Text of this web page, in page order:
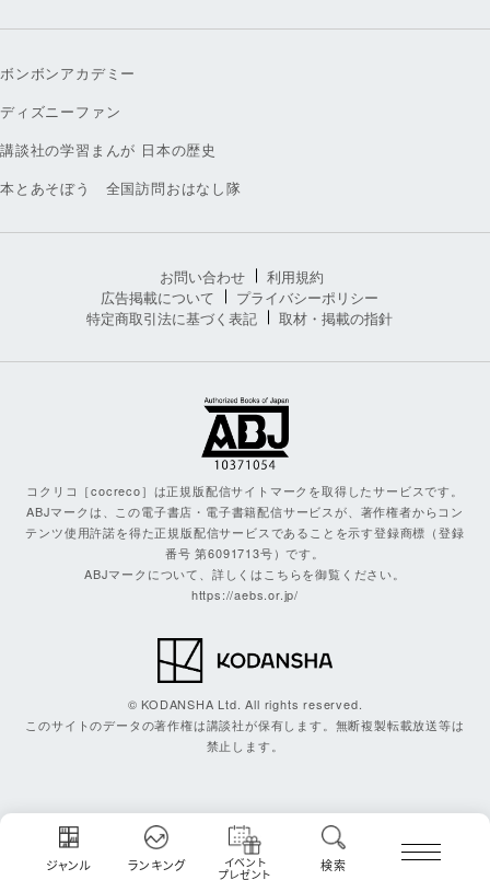
ジャンル ランキング イベント
プレゼント
検索
ボンボンアカデミー
ディズニーファン
講談社の学習まんが 日本の歴史
本とあそぼう 全国訪問おはなし隊
お問い合わせ
利用規約
広告掲載について
プライバシーポリシー
特定商取引法に基づく表記
取材・掲載の指針
コクリコ［cocreco］は正規版配信サイトマークを取得したサービスです。
ABJマークは、この電子書店・電子書籍配信サービスが、著作権者からコン
テンツ使用許諾を得た正規版配信サービスであることを示す登録商標（登録
番号 第6091713号）です。
ABJマークについて、詳しくはこちらを御覧ください。
https://aebs.or.jp/
© KODANSHA Ltd. All rights reserved.
このサイトのデータの著作権は講談社が保有します。無断複製転載放送等は
禁止します。